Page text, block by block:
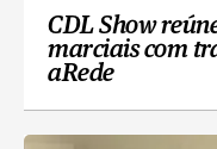
CDL Show
marciais com
aRede